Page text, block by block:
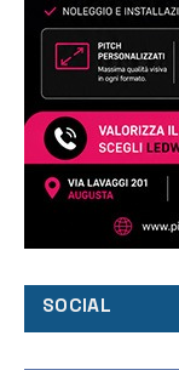
SOCIAL